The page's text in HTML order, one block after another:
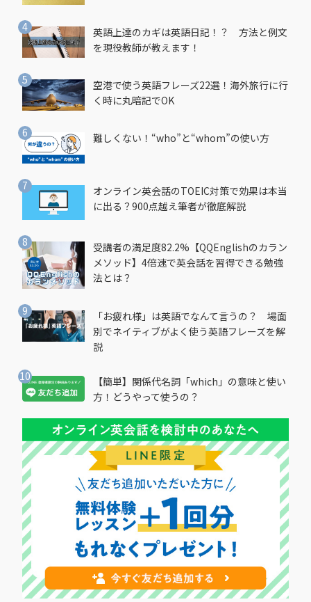
英語上達のカギは英語日記！？ 方法と例文
を現役教師が教えます！
空港で使う英語フレーズ22選！海外旅行に行
く時に丸暗記でOK
難しくない！“who”と“whom”の使い方
オンライン英会話のTOEIC対策で効果は本当
に出る？900点越え筆者が徹底解説
受講者の満足度82.2%【QQEnglishのカラン
メソッド】4倍速で英会話を習得できる勉強
法とは？
「お疲れ様」は英語でなんて言うの？ 場面
別でネイティブがよく使う英語フレーズを解
説
【簡単】関係代名詞「which」の意味と使い
方！どうやって使うの？